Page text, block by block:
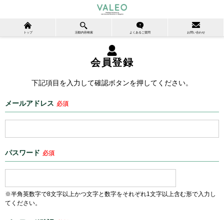
トップ 活動内容検索 よくあるご質問 お問い合わせ
会員登録
下記項目を入力して確認ボタンを押してください。
メールアドレス 必須
パスワード 必須
※半角英数字で8文字以上かつ文字と数字をそれぞれ1文字以上含む形で入力し
てください。